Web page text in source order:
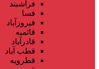
فراشبند
فسا
فیروزآباد
قائمیه
قادرآباد
قطب آباد
قطرویه